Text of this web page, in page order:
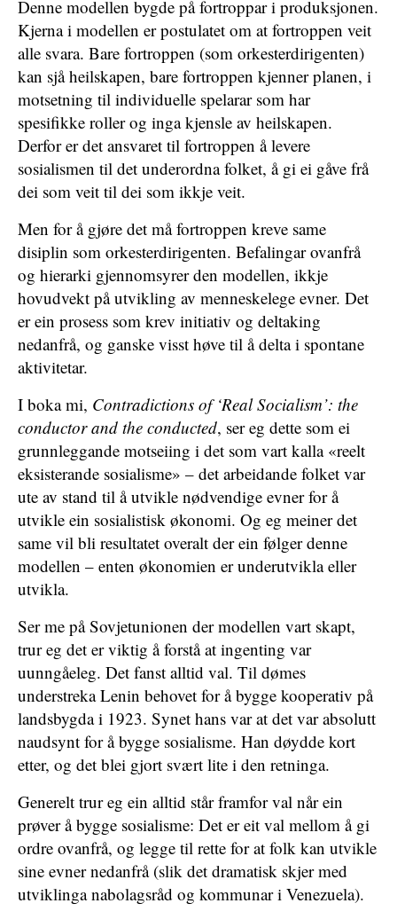
Denne modellen bygde på fortroppar i produksjonen.
Kjerna i modellen er postulatet om at fortroppen veit
alle svara. Bare fortroppen (som orkesterdirigenten)
kan sjå heilskapen, bare fortroppen kjenner planen, i
motsetning til individuelle spelarar som har
spesifikke roller og inga kjensle av heilskapen.
Derfor er det ansvaret til fortroppen å levere
sosialismen til det underordna folket, å gi ei gåve frå
dei som veit til dei som ikkje veit.
Men for å gjøre det må fortroppen kreve same
disiplin som orkesterdirigenten. Befalingar ovanfrå
og hierarki gjennomsyrer den modellen, ikkje
hovudvekt på utvikling av menneskelege evner. Det
er ein prosess som krev initiativ og deltaking
nedanfrå, og ganske visst høve til å delta i spontane
aktivitetar.
I boka mi, Contradictions of ‘Real Socialism’: the
conductor and the conducted, ser eg dette som ei
grunnleggande motseiing i det som vart kalla «reelt
eksisterande sosialisme» – det arbeidande folket var
ute av stand til å utvikle nødvendige evner for å
utvikle ein sosialistisk økonomi. Og eg meiner det
same vil bli resultatet overalt der ein følger denne
modellen – enten økonomien er underutvikla eller
utvikla.
Ser me på Sovjetunionen der modellen vart skapt,
trur eg det er viktig å forstå at ingenting var
uunngåeleg. Det fanst alltid val. Til dømes
understreka Lenin behovet for å bygge kooperativ på
landsbygda i 1923. Synet hans var at det var absolutt
naudsynt for å bygge sosialisme. Han døydde kort
etter, og det blei gjort svært lite i den retninga.
Generelt trur eg ein alltid står framfor val når ein
prøver å bygge sosialisme: Det er eit val mellom å gi
ordre ovanfrå, og legge til rette for at folk kan utvikle
sine evner nedanfrå (slik det dramatisk skjer med
utviklinga nabolagsråd og kommunar i Venezuela).